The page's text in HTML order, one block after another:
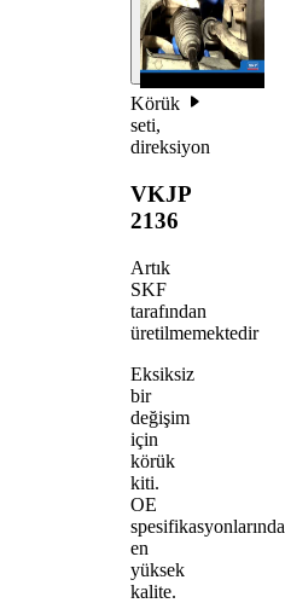
Körük
seti,
direksiyon
VKJP
2136
Artık
SKF
tarafından
üretilmemektedir
Eksiksiz
bir
değişim
için
körük
kiti.
OE
spesifikasyonlarında
en
yüksek
kalite.